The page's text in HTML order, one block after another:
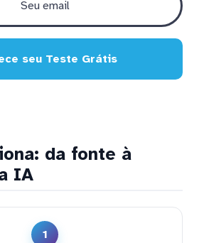
seu Teste Grátis
da fonte à
IA
1